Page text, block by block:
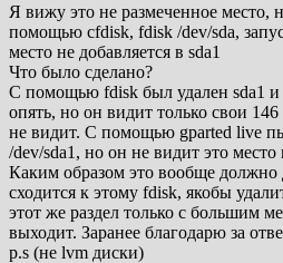
Я вижу это не размеченное место,
помощью cfdisk, fdisk /dev/sda,
место не добавляется в sda1
Что было сделано?
С помощью fdisk был удален sda1 и
опять, но он видит только свои
не видит. С помощью gparted live
/dev/sda1, но он не видит это место
Каким образом это вообще должно
сходится к этому fdisk, якобы
этот же раздел только с большим
выходит. Заранее благодарю за
p.s (не lvm диски)